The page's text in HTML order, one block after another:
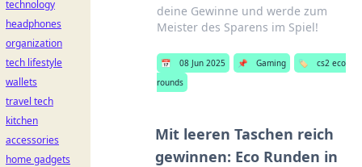
deine Gewinne und werde zum
Meister des Sparens im Spiel!
📅 08 Jun 2025 📌 Gaming 🏷️
cs2 eco
rounds
Mit leeren Taschen reich
gewinnen: Eco Runden in
technology
headphones
organization
tech lifestyle
wallets
travel tech
kitchen
accessories
home gadgets